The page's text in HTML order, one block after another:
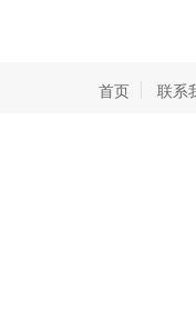
首页 联系